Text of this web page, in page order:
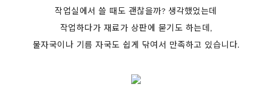
작업실에서 쓸 때도 괜찮을까? 생각했었는데
작업하다가 재료가 상판에 묻기도 하는데,
물자국이나 기름 자국도 쉽게 닦여서 만족하고 있습니다.